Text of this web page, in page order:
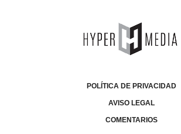
POLÍTICA DE PRIVACIDAD
AVISO LEGAL
COMENTARIOS